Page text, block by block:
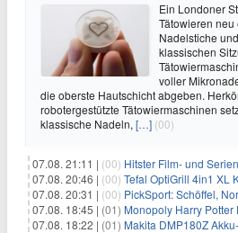
Ein Londoner
Tätowieren
Nadelstiche
klassischen
voller
die oberste Hautschicht abgeben.
robotergestützte Tätowiermaschinen
klassische Nadeln, […] (00)
07.08. 21:11 | (00) Hitster Film- und Serien-
07.08. 20:46 | (00) Tefal OptiGrill 4in1 XL
07.08. 20:31 | (00) PickSport: Schöffel, North
07.08. 18:45 | (01) Monopoly Harry
07.08. 18:22 | (01) Makita DMP180Z